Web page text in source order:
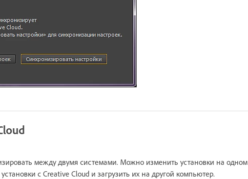
между двумя системами. Можно изменить установки на одном
с Creative Cloud и загрузить их на другой компьютер.